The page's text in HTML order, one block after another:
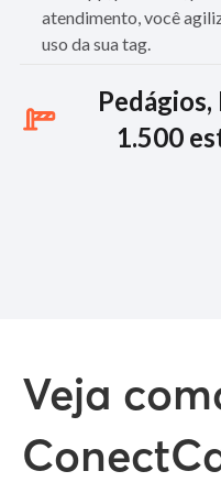
atendimento, você
uso da sua tag.
1.500
Veja